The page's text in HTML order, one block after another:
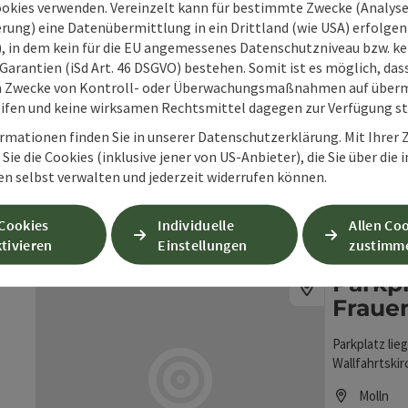
MODIMI
Copyright
Beitrag merken: Parkplatz Scheiblingau
Der
Parkplatz
Oktober
Molln
Parkplatz
Molln
verwenden. Vereinzelt kann für bestimmte Zwecke
eine Datenübermittlung in ein Drittland (wie USA) erfolgen
in dem kein für die EU angemessenes Datenschutzniveau bzw.
(iSd Art. 46 DSGVO) bestehen. Somit ist es möglich,
Zwecke von Kontroll- oder Überwachungsmaßnahmen auf
und keine wirksamen Rechtsmittel dagegen zur Verfügung
finden Sie in unserer Datenschutzerklärung. Mit Ihrer
die Cookies (inklusive jener von US-Anbieter), die Sie über die
selbst verwalten und jederzeit widerrufen können.
Individuelle
Einstellungen
Allen